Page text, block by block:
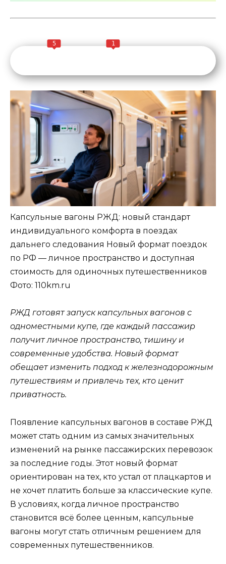
5 1
Капсульные вагоны РЖД: новый стандарт
индивидуального комфорта в поездах
дальнего следования Новый формат поездок
по РФ — личное пространство и доступная
стоимость для одиночных путешественников
Фото: 110km.ru
РЖД готовят запуск капсульных вагонов с
одноместными купе, где каждый пассажир
получит личное пространство, тишину и
современные удобства. Новый формат
обещает изменить подход к железнодорожным
путешествиям и привлечь тех, кто ценит
приватность.
Появление капсульных вагонов в составе РЖД
может стать одним из самых значительных
изменений на рынке пассажирских перевозок
за последние годы. Этот новый формат
ориентирован на тех, кто устал от плацкартов и
не хочет платить больше за классические купе.
В условиях, когда личное пространство
становится всё более ценным, капсульные
вагоны могут стать отличным решением для
современных путешественников.